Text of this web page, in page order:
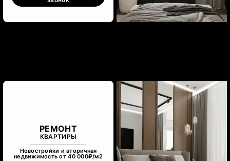
РЕМОНТ
КВАРТИРЫ
Новостройки и вторичная
недвижимость от 40 000₽/м2